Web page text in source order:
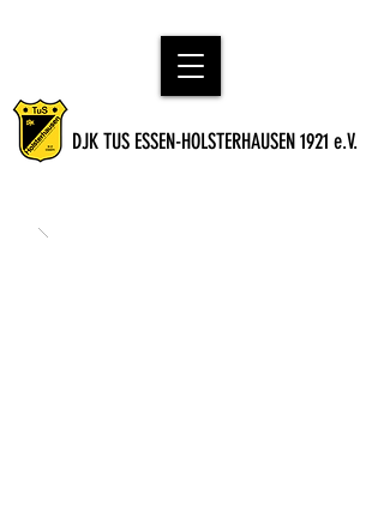
DJK TUS ESSEN-HOLSTERHAUSEN 1921 e.V.